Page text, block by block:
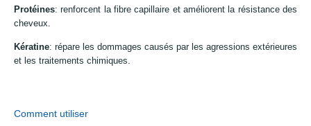
Protéines: renforcent la fibre capillaire et améliorent la résistance des
cheveux.
Kératine: répare les dommages causés par les agressions extérieures
et les traitements chimiques.
Comment utiliser